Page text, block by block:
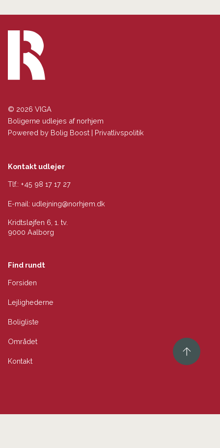
© 2026 VIGA
Boligerne udlejes af norhjem
Powered by Bolig Boost | Privatlivspolitik
Kontakt udlejer
Tlf.: +45 98 17 17 27
E-mail: udlejning@norhjem.dk
Kridtsløjfen 6, 1. tv.
9000 Aalborg
Find rundt
Forsiden
Lejlighederne
Boligliste
Området
Kontakt